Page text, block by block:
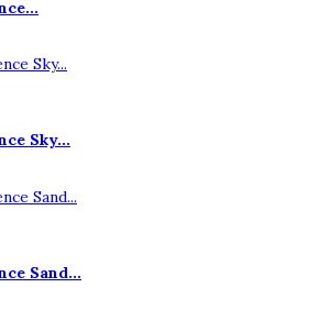
Sky...
Sand...